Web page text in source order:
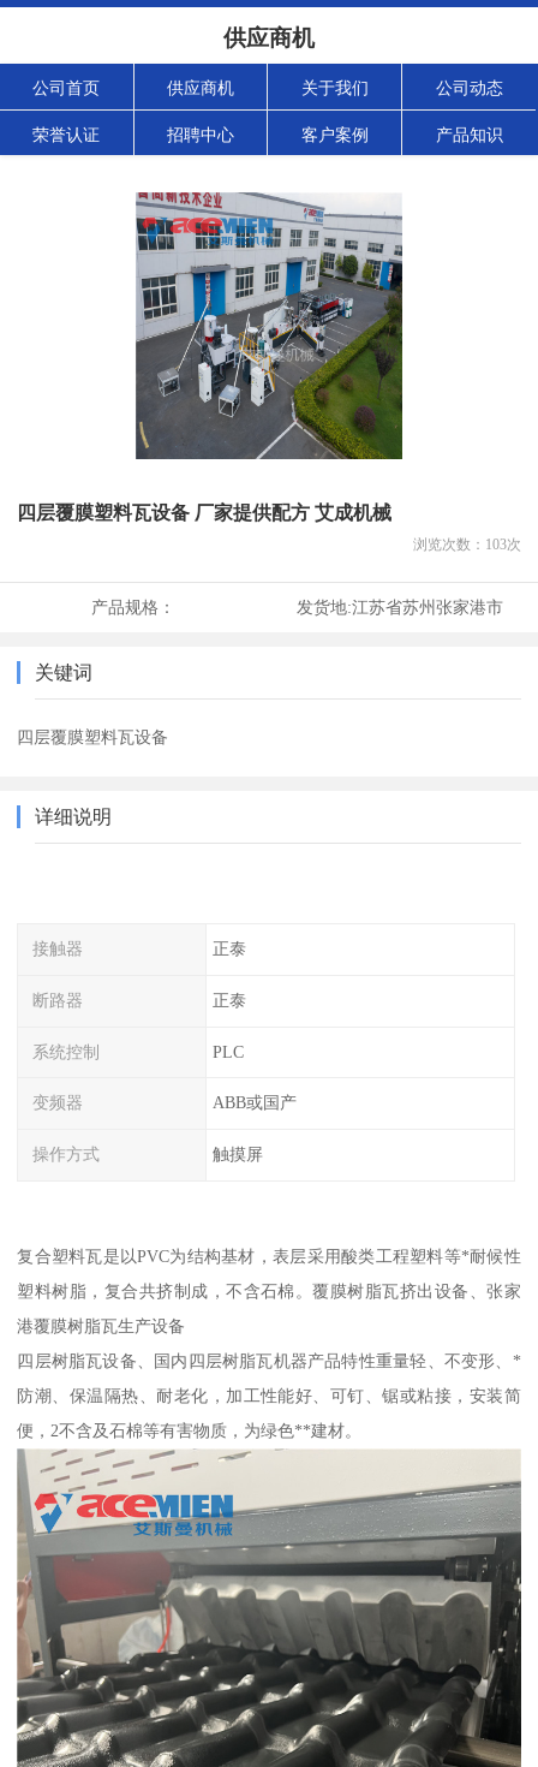
供应商机
公司首页 供应商机 关于我们 公司动态
荣誉认证 招聘中心 客户案例 产品知识
四层覆膜塑料瓦设备 厂家提供配方 艾成机械
浏览次数： 103次
产品规格： 发货地:江苏省苏州张家港市
关键词
四层覆膜塑料瓦设备
详细说明
接触器 正泰
断路器 正泰
系统控制 PLC
变频器 ABB或国产
操作方式 触摸屏
复合塑料瓦是以PVC为结构基材，表层采用酸类工程塑料等*耐候性
塑料树脂，复合共挤制成，不含石棉。覆膜树脂瓦挤出设备、张家
港覆膜树脂瓦生产设备
四层树脂瓦设备、国内四层树脂瓦机器产品特性重量轻、不变形、*
防潮、保温隔热、耐老化，加工性能好、可钉、锯或粘接，安装简
便，2不含及石棉等有害物质，为绿色**建材。